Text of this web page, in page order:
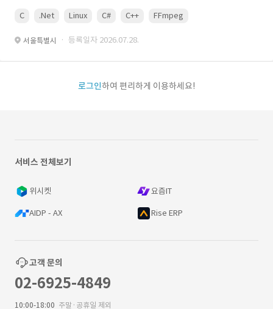
C .Net Linux C# C++ FFmpeg
서울특별시 · 등록일자 2026.07.28.
로그인하여 편리하게 이용하세요!
서비스 전체보기
위시켓 요즘IT
AIDP - AX Rise ERP
고객 문의
02-6925-4849
10:00-18:00 주말·공휴일 제외